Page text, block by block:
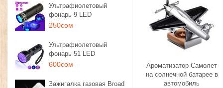
Ультрафиолетовый
фонарь 9 LED
250сом
Ультрафиолетовый
фонарь 51 LED
600сом
Зажигалка газовая Broad
Ароматизатор Самолет
на солнечной батарее в
автомобиль